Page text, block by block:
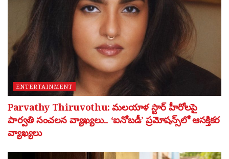
ENTERTAINMENT
Parvathy Thiruvothu: మలయాళ స్టార్ హీరోలపై
పార్వతి సంచలన వ్యాఖ్యలు.. ‘ఐనోబడీ’ ప్రమోషన్స్‌లో ఆసక్తికర
వ్యాఖ్యలు